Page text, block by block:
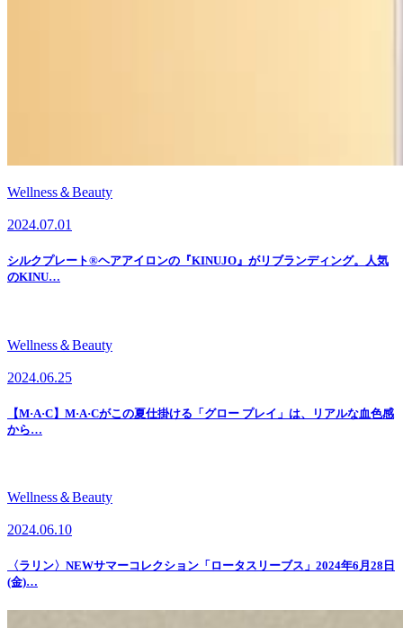
Wellness＆Beauty
2024.07.01
シルクプレート®ヘアアイロンの『KINUJO』がリブランディング。人気
のKINU…
Wellness＆Beauty
2024.06.25
【M·A·C】M·A·Cがこの夏仕掛ける「グロー プレイ」は、リアルな血色感
から…
Wellness＆Beauty
2024.06.10
〈ラリン〉NEWサマーコレクション「ロータスリーブス」2024年6月28日
(金)…